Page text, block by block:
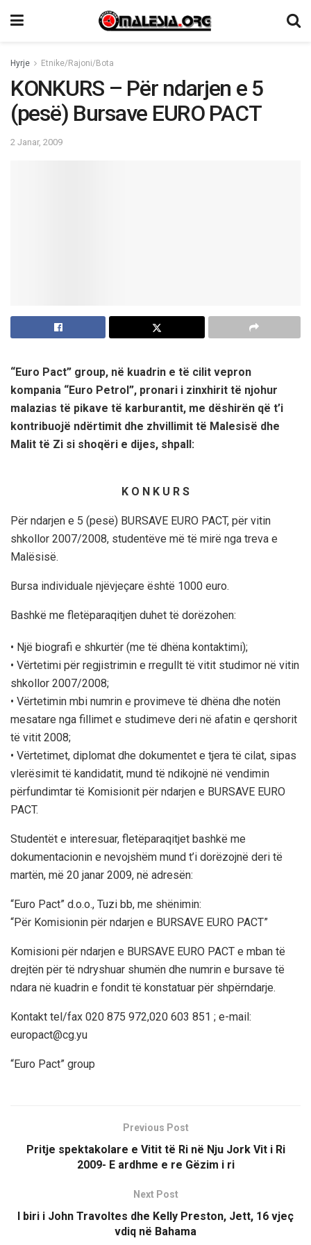
Hyrje Etnike/Rajoni/Bota
KONKURS – Për ndarjen e 5
(pesë) Bursave EURO PACT
2 Janar, 2009
“Euro Pact” group, në kuadrin e të cilit vepron
kompania “Euro Petrol”, pronari i zinxhirit të njohur
malazias të pikave të karburantit, me dëshirën që t’i
kontribuojë ndërtimit dhe zhvillimit të Malesisë dhe
Malit të Zi si shoqëri e dijes, shpall:
K O N K U R S
Për ndarjen e 5 (pesë) BURSAVE EURO PACT, për vitin
shkollor 2007/2008, studentëve më të mirë nga treva e
Malësisë.
Bursa individuale njëvjeçare është 1000 euro.
Bashkë me fletëparaqitjen duhet të dorëzohen:
• Një biografi e shkurtër (me të dhëna kontaktimi);
• Vërtetimi për regjistrimin e rregullt të vitit studimor në vitin
shkollor 2007/2008;
• Vërtetimin mbi numrin e provimeve të dhëna dhe notën
mesatare nga fillimet e studimeve deri në afatin e qershorit
të vitit 2008;
• Vërtetimet, diplomat dhe dokumentet e tjera të cilat, sipas
vlerësimit të kandidatit, mund të ndikojnë në vendimin
përfundimtar të Komisionit për ndarjen e BURSAVE EURO
PACT.
Studentët e interesuar, fletëparaqitjet bashkë me
dokumentacionin e nevojshëm mund t’i dorëzojnë deri të
martën, më 20 janar 2009, në adresën:
“Euro Pact” d.o.o., Tuzi bb, me shënimin:
“Për Komisionin për ndarjen e BURSAVE EURO PACT”
Komisioni për ndarjen e BURSAVE EURO PACT e mban të
drejtën për të ndryshuar shumën dhe numrin e bursave të
ndara në kuadrin e fondit të konstatuar për shpërndarje.
Kontakt tel/fax 020 875 972,020 603 851 ; e-mail:
europact@cg.yu
“Euro Pact” group
Previous Post
Pritje spektakolare e Vitit të Ri në Nju Jork Vit i Ri
2009- E ardhme e re Gëzim i ri
Next Post
I biri i John Travoltes dhe Kelly Preston, Jett, 16 vjeç
vdiq në Bahama